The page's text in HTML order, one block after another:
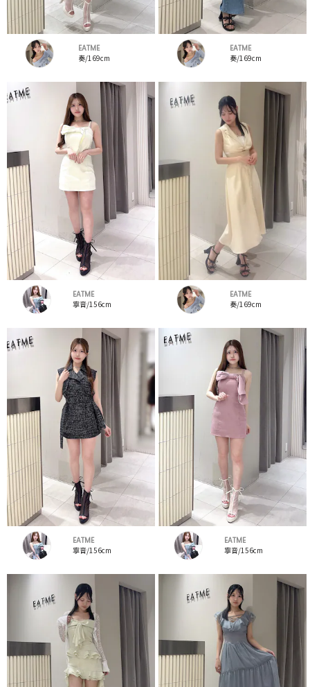
EATME
奏/169cm
EATME
奏/169cm
EATME
寧音/156cm
EATME
奏/169cm
EATME
寧音/156cm
EATME
寧音/156cm